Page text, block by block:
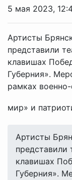
5 мая 2023,
Артисты
представили
клавишах
Губерния».
рамках
мир» и
Артисты
представили
клавишах
Губерния».